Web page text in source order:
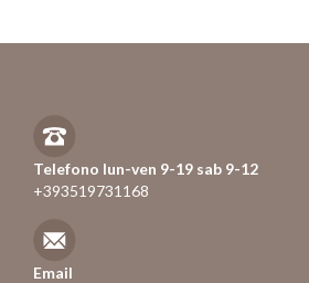
Telefono lun-ven 9-19 sab 9-12
+393519731168
Email